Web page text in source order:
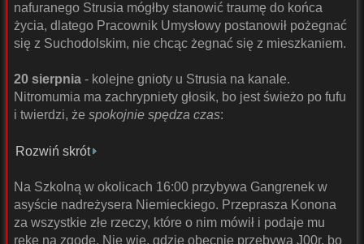
nafuranego Strusia mógłby stanowić traumę do końca
życia, dlatego Pracownik Umysłowy postanowił pożegnać
się z Suchodolskim, nie chcąc żegnać się z mieszkaniem.
20 sierpnia - kolejne gnioty u Strusia na kanale.
Nitromumia ma zachrypniety głosik, bo jest świeżo po fufu
i twierdzi, że spokojnie spędza czas:
Rozwiń skrót
Na Szkolną w okolicach 16:00 przybywa Gangrenek w
asyście nadreżysera Niemieckiego. Przeprasza Konona
za wszystkie złe rzeczy, które o nim mówił i podaje mu
rękę na zgodę. Nie wie, gdzie obecnie przebywa J00r, bo